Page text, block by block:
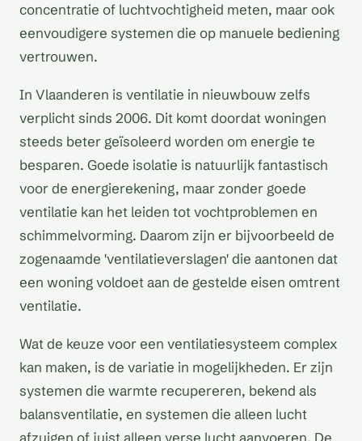
concentratie of luchtvochtigheid meten, maar ook
eenvoudigere systemen die op manuele bediening
vertrouwen.
In Vlaanderen is ventilatie in nieuwbouw zelfs
verplicht sinds 2006. Dit komt doordat woningen
steeds beter geïsoleerd worden om energie te
besparen. Goede isolatie is natuurlijk fantastisch
voor de energierekening, maar zonder goede
ventilatie kan het leiden tot vochtproblemen en
schimmelvorming. Daarom zijn er bijvoorbeeld de
zogenaamde 'ventilatieverslagen' die aantonen dat
een woning voldoet aan de gestelde eisen omtrent
ventilatie.
Wat de keuze voor een ventilatiesysteem complex
kan maken, is de variatie in mogelijkheden. Er zijn
systemen die warmte recupereren, bekend als
balansventilatie, en systemen die alleen lucht
afzuigen of juist alleen verse lucht aanvoeren. De